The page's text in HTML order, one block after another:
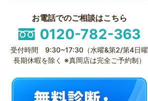
お電話でのご相談はこちら
0120-782-363
受付時間 9:30~17:30（水曜&第2/第4日曜
長期休暇を除く ※真岡店は完全ご予約制）